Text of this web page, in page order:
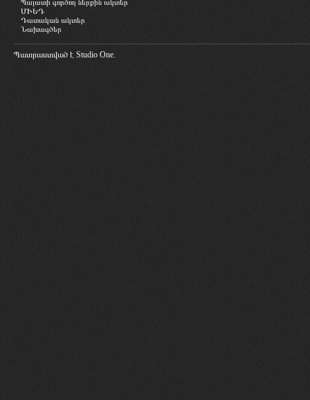
Պալատի գործող ներքին ակտեր
ՄԻԵԴ
Դատական ակտեր
Նախագծեր
Պատրաստված է Studio One.